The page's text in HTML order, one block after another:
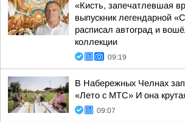
«Кисть, запечатлевшая
выпускник легендарной
расписал автоград и
коллекции
09:19
В Набережных Челнах
«Лето с МТС» И она
09:07